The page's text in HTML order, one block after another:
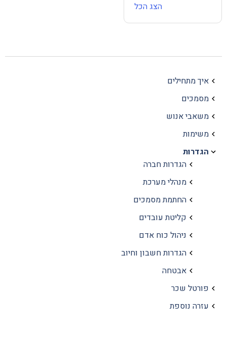
איך מתחילים
מסמכים
משאבי אנוש
משימות
הגדרות
הגדרות חברה
מנהלי מערכת
החתמת מסמכים
קליטת עובדים
ניהול כוח אדם
הגדרות חשבון וחיוב
אבטחה
פורטל שכר
עזרה נוספת
הצג הכל